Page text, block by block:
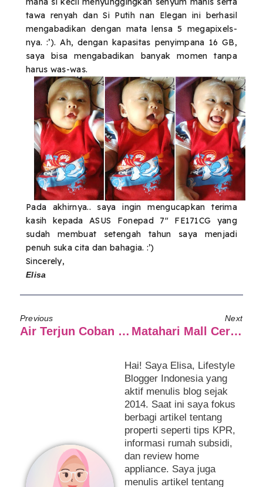
tawa renyah dan Si Putih nan Elegan ini berhasil
mengabadikan dengan mata lensa 5 megapixels-
nya. :’). Ah, dengan kapasitas penyimpana 16 GB,
saya bisa mengabadikan banyak momen tanpa
harus was-was.
Pada akhirnya.. saya ingin mengucapkan terima
kasih kepada ASUS Fonepad 7″ FE171CG yang
sudah membuat setengah tahun saya menjadi
penuh suka cita dan bahagia. :’)
Sincerely,
Elisa
Previous
Air Terjun Coban Canggu – Pacet
Next
Matahari Mall Cerahkan Hariku.
Hai! Saya Elisa, Lifestyle
Blogger Indonesia yang
aktif menulis blog sejak
2014. Saat ini saya fokus
berbagi artikel tentang
properti seperti tips KPR,
informasi rumah subsidi,
dan review home
appliance. Saya juga
menulis artikel tentang